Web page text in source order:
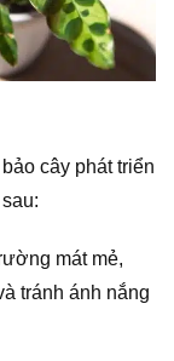
cây phát triển
mát mẻ,
tránh ánh nắng